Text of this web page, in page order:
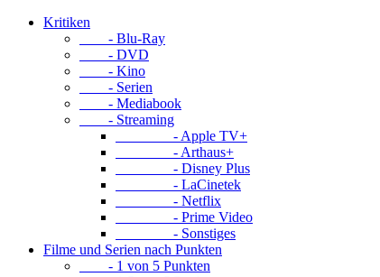
Kritiken
- Blu-Ray
- DVD
- Kino
- Serien
- Mediabook
- Streaming
- Apple TV+
- Arthaus+
- Disney Plus
- LaCinetek
- Netflix
- Prime Video
- Sonstiges
Filme und Serien nach Punkten
- 1 von 5 Punkten